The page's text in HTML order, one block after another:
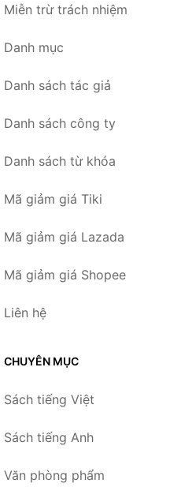
Miễn trừ trách nhiệm
Danh mục
Danh sách tác giả
Danh sách công ty
Danh sách từ khóa
Mã giảm giá Tiki
Mã giảm giá Lazada
Mã giảm giá Shopee
Liên hệ
CHUYÊN MỤC
Sách tiếng Việt
Sách tiếng Anh
Văn phòng phẩm